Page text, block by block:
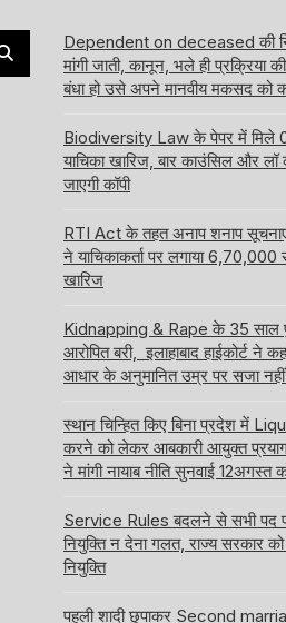
Dependent on deceased की
मांगी जाती, कानून, भले ही प्रक्रिया
बंधा हो उसे अपने मानवीय मकसद को
Biodiversity Law के पेपर में मिले
याचिका खारिज, बार काउंसिल और
जाएगी कॉपी
RTI Act के तहत अनाप शनाप सूचनाएं
ने याचिकाकर्ता पर लगाया 6,70,000
खारिज
Kidnapping & Rape के 35 साल
आरोपित बरी, इलाहाबाद हाईकोर्ट ने
आधार के अनुमानित उम्र पर सजा
स्थान चिन्हित किए बिना प्रदेश में
करने को लेकर आबकारी आयुक्त
ने मांगी नायाब नीति सुनवाई 12अगस्त
Service Rules बदलने से सभी पद
नियुक्ति न देना गलत, राज्य सरकार
नियुक्ति
पहली शादी छुपाकर Second